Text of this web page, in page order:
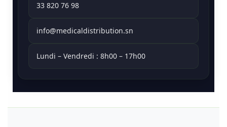
33 820 76 98
info@medicaldistribution.sn
Lundi – Vendredi : 8h00 – 17h00